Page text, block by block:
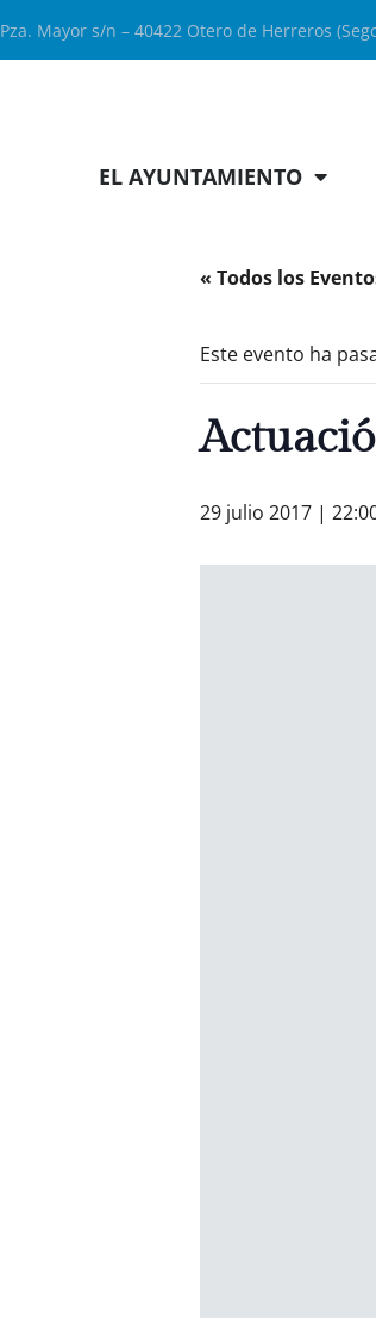
Pza. Mayor s/n – 40422 Otero de Herreros
EL AYUNTAMIENTO
« Todos los
Este evento ha
29 julio 2017 |